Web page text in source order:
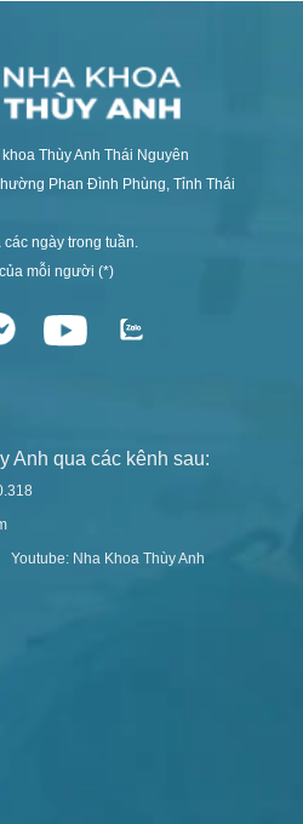
Thùy Anh Thái Nguyên
Phan Đình Phùng, Tỉnh Thái
ngày trong tuần.
mỗi người (*)
Anh qua các kênh sau:
Youtube: Nha Khoa Thùy Anh